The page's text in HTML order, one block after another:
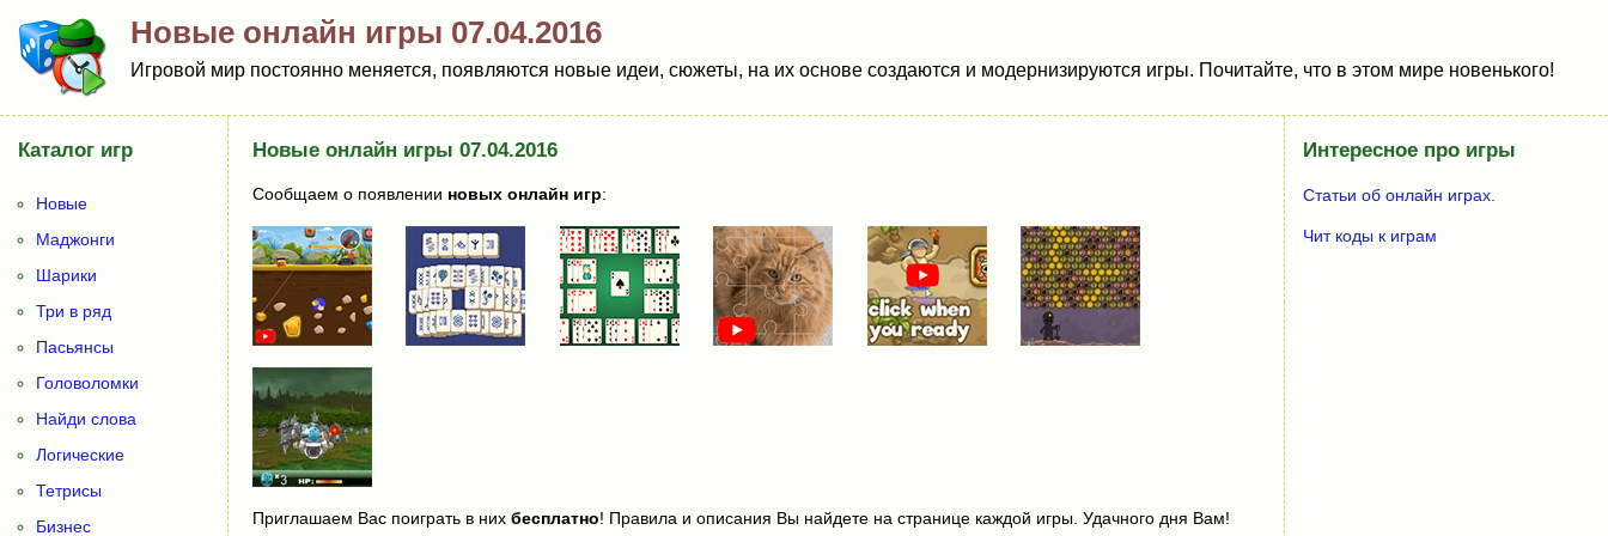
Новые онлайн игры 07.04.2016
Игровой мир постоянно меняется, появляются новые идеи, сюжеты, на их основе создаются и модернизируются игры. Почитайте, что в этом мире новенького!
Новые онлайн игры 07.04.2016
Сообщаем о появлении новых онлайн игр:
Приглашаем Вас поиграть в них бесплатно! Правила и описания Вы найдете на странице каждой игры. Удачного дня Вам!
Каталог игр
Новые
Маджонги
Шарики
Три в ряд
Пасьянсы
Головоломки
Найди слова
Логические
Тетрисы
Бизнес
Интересное про игры
Статьи об онлайн играх.
Чит коды к играм